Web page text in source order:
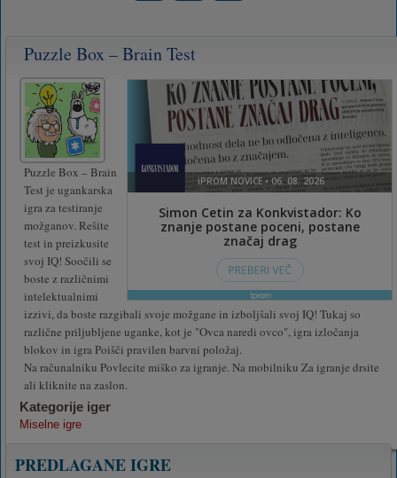
Puzzle Box – Brain Test
Puzzle Box – Brain
Test je ugankarska
igra za testiranje
možganov. Rešite
test in preizkusite
svoj IQ! Soočili se
boste z različnimi
intelektualnimi
izzivi, da boste razgibali svoje možgane in izboljšali svoj IQ! Tukaj so
različne priljubljene uganke, kot je "Ovca naredi ovco", igra izločanja
blokov in igra Poišči pravilen barvni položaj.
Na računalniku Povlecite miško za igranje. Na mobilniku Za igranje drsite
ali kliknite na zaslon.
Kategorije iger
Miselne igre
PREDLAGANE IGRE